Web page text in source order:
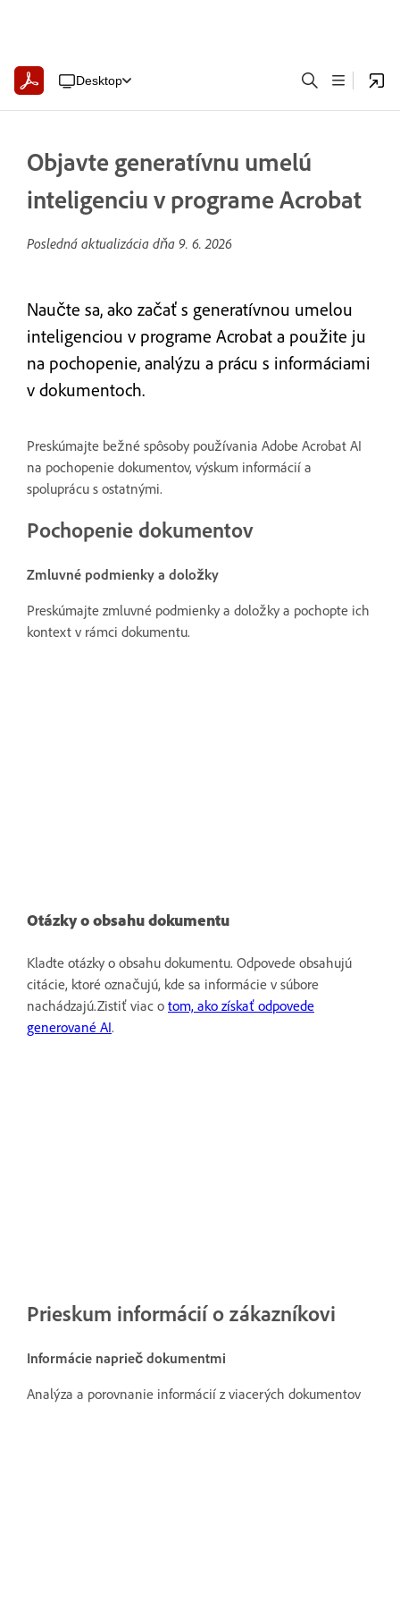
Desktop
Objavte generatívnu umelú
inteligenciu v programe Acrobat
Posledná aktualizácia dňa 9. 6. 2026
Naučte sa, ako začať s generatívnou umelou
inteligenciou v programe Acrobat a použite ju
na pochopenie, analýzu a prácu s informáciami
v dokumentoch.
Preskúmajte bežné spôsoby používania Adobe Acrobat AI
na pochopenie dokumentov, výskum informácií a
spoluprácu s ostatnými.
Pochopenie dokumentov
Zmluvné podmienky a doložky
Preskúmajte zmluvné podmienky a doložky a pochopte ich
kontext v rámci dokumentu.
Otázky o obsahu dokumentu
Kladte otázky o obsahu dokumentu. Odpovede obsahujú
citácie, ktoré označujú, kde sa informácie v súbore
nachádzajú.Zistiť viac o tom, ako získať odpovede
generované AI.
Prieskum informácií o zákazníkovi
Informácie naprieč dokumentmi
Analýza a porovnanie informácií z viacerých dokumentov